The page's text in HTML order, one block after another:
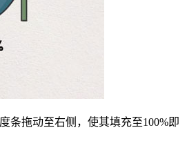
条拖动至右侧，使其填充至100%即